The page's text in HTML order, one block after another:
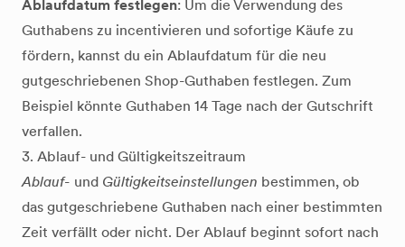
Ablaufdatum festlegen: Um die Verwendung des
Guthabens zu incentivieren und sofortige Käufe zu
fördern, kannst du ein Ablaufdatum für die neu
gutgeschriebenen Shop-Guthaben festlegen. Zum
Beispiel könnte Guthaben 14 Tage nach der Gutschrift
verfallen.
3. Ablauf- und Gültigkeitszeitraum
Ablauf- und Gültigkeitseinstellungen bestimmen, ob
das gutgeschriebene Guthaben nach einer bestimmten
Zeit verfällt oder nicht. Der Ablauf beginnt sofort nach